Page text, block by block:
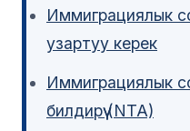
Иммиграциялык
узартуу керек
Иммиграциялык
билдирүү (NTA)